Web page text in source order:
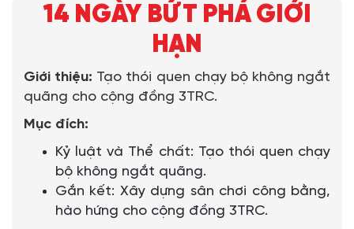
14 NGÀY BỨT PHÁ GIỚI
HẠN
Giới thiệu: Tạo thói quen chạy bộ không ngắt
quãng cho cộng đồng 3TRC.
Mục đích:
Kỷ luật và Thể chất: Tạo thói quen chạy
bộ không ngắt quãng.
Gắn kết: Xây dựng sân chơi công bằng,
hào hứng cho cộng đồng 3TRC.